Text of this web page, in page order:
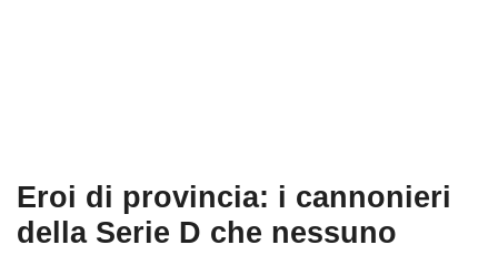
Eroi di provincia: i cannonieri
della Serie D che nessuno